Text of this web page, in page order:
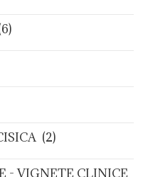
(2)
- VIGNETE CLINICE